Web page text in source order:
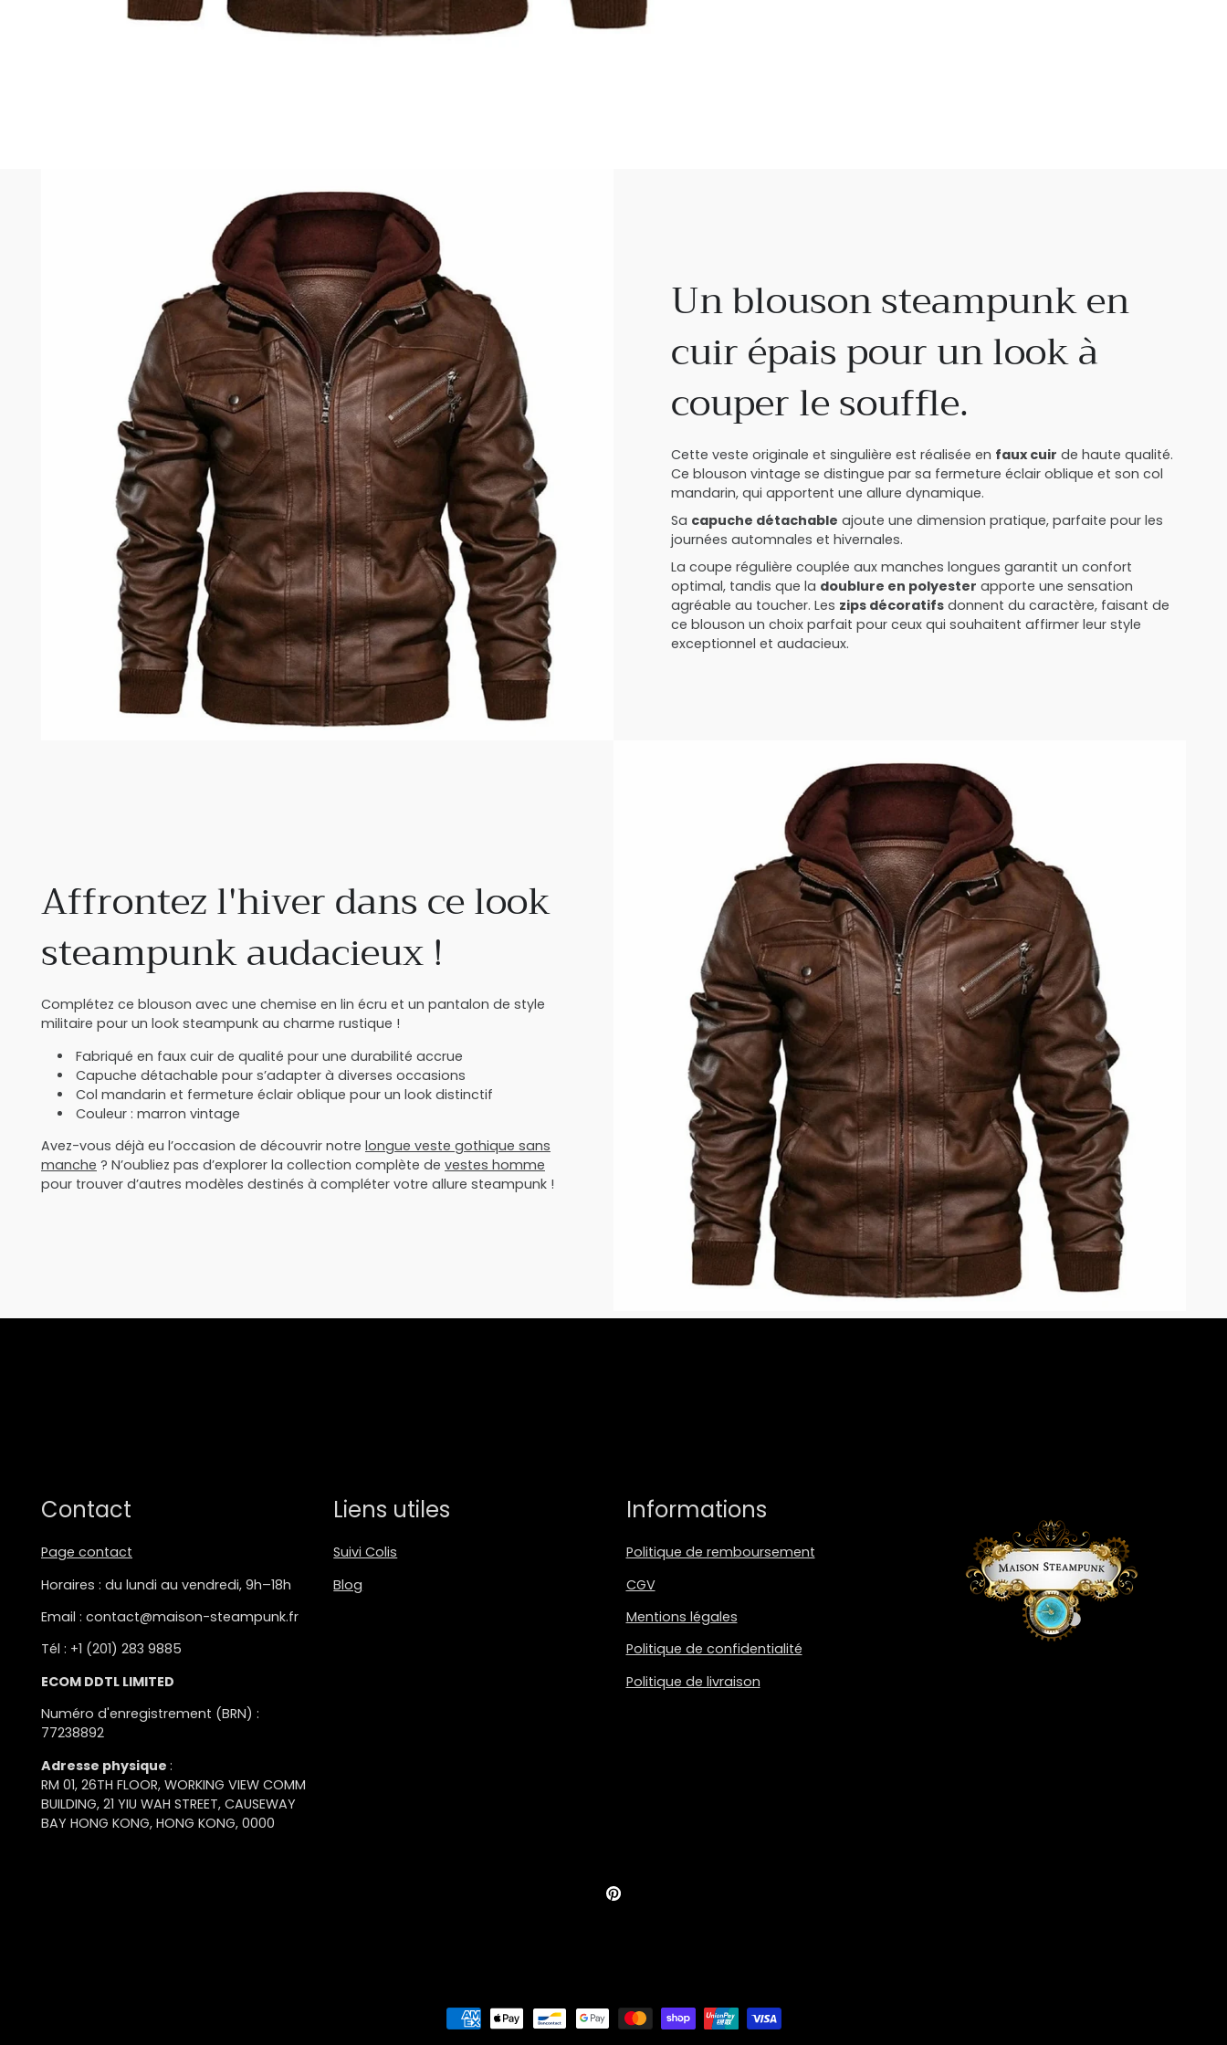
Un blouson steampunk en
cuir épais pour un look à
couper le souffle.
Cette veste originale et singulière est réalisée en faux cuir de haute qualité.
Ce blouson vintage se distingue par sa fermeture éclair oblique et son col
mandarin, qui apportent une allure dynamique.
Sa capuche détachable ajoute une dimension pratique, parfaite pour les
journées automnales et hivernales.
La coupe régulière couplée aux manches longues garantit un confort
optimal, tandis que la doublure en polyester apporte une sensation
agréable au toucher. Les zips décoratifs donnent du caractère, faisant de
ce blouson un choix parfait pour ceux qui souhaitent affirmer leur style
exceptionnel et audacieux.
Affrontez l'hiver dans ce look
steampunk audacieux !
Complétez ce blouson avec une chemise en lin écru et un pantalon de style
militaire pour un look steampunk au charme rustique !
Fabriqué en faux cuir de qualité pour une durabilité accrue
Capuche détachable pour s’adapter à diverses occasions
Col mandarin et fermeture éclair oblique pour un look distinctif
Couleur : marron vintage
Avez-vous déjà eu l’occasion de découvrir notre longue veste gothique sans
manche ? N’oubliez pas d’explorer la collection complète de vestes homme
pour trouver d’autres modèles destinés à compléter votre allure steampunk !
Contact
Page contact
Horaires : du lundi au vendredi, 9h–18h
Email : contact@maison-steampunk.fr
Tél : +1 (201) 283 9885
ECOM DDTL LIMITED
Numéro d'enregistrement (BRN) :
77238892
Adresse physique :
RM 01, 26TH FLOOR, WORKING VIEW COMM
BUILDING, 21 YIU WAH STREET, CAUSEWAY
BAY HONG KONG, HONG KONG, 0000
Liens utiles
Suivi Colis
Blog
Informations
Politique de remboursement
CGV
Mentions légales
Politique de confidentialité
Politique de livraison
Pinterest